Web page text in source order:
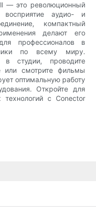
— это революционный
восприятие аудио- и
компактный
делают его
профессионалов в
по всему миру.
студии, проводите
или смотрите фильмы
оптимальную работу
Откройте для
технологий с Conector